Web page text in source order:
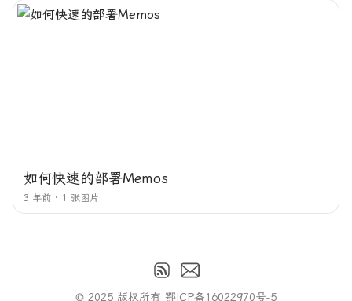
如何快速的部署Memos
3 年前 1 张图片
© 2025 版权所有 鄂ICP备16022970号-5